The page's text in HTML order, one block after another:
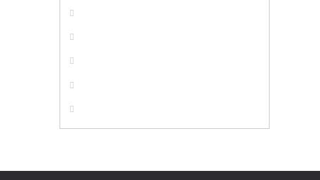




